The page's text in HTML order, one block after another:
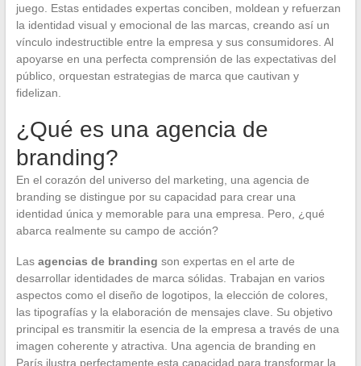
juego. Estas entidades expertas conciben, moldean y refuerzan
la identidad visual y emocional de las marcas, creando así un
vínculo indestructible entre la empresa y sus consumidores. Al
apoyarse en una perfecta comprensión de las expectativas del
público, orquestan estrategias de marca que cautivan y
fidelizan.
¿Qué es una agencia de
branding?
En el corazón del universo del marketing, una agencia de
branding se distingue por su capacidad para crear una
identidad única y memorable para una empresa. Pero, ¿qué
abarca realmente su campo de acción?
Las agencias de branding son expertas en el arte de
desarrollar identidades de marca sólidas. Trabajan en varios
aspectos como el diseño de logotipos, la elección de colores,
las tipografías y la elaboración de mensajes clave. Su objetivo
principal es transmitir la esencia de la empresa a través de una
imagen coherente y atractiva. Una agencia de branding en
París ilustra perfectamente esta capacidad para transformar la